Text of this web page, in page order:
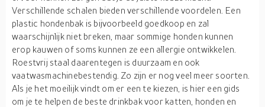
Verschillende schalen bieden verschillende voordelen. Een
plastic hondenbak is bijvoorbeeld goedkoop en zal
waarschijnlijk niet breken, maar sommige honden kunnen
erop kauwen of soms kunnen ze een allergie ontwikkelen.
Roestvrij staal daarentegen is duurzaam en ook
vaatwasmachinebestendig. Zo zijn er nog veel meer soorten.
Als je het moeilijk vindt om er een te kiezen, is hier een gids
om je te helpen de beste drinkbak voor katten, honden en